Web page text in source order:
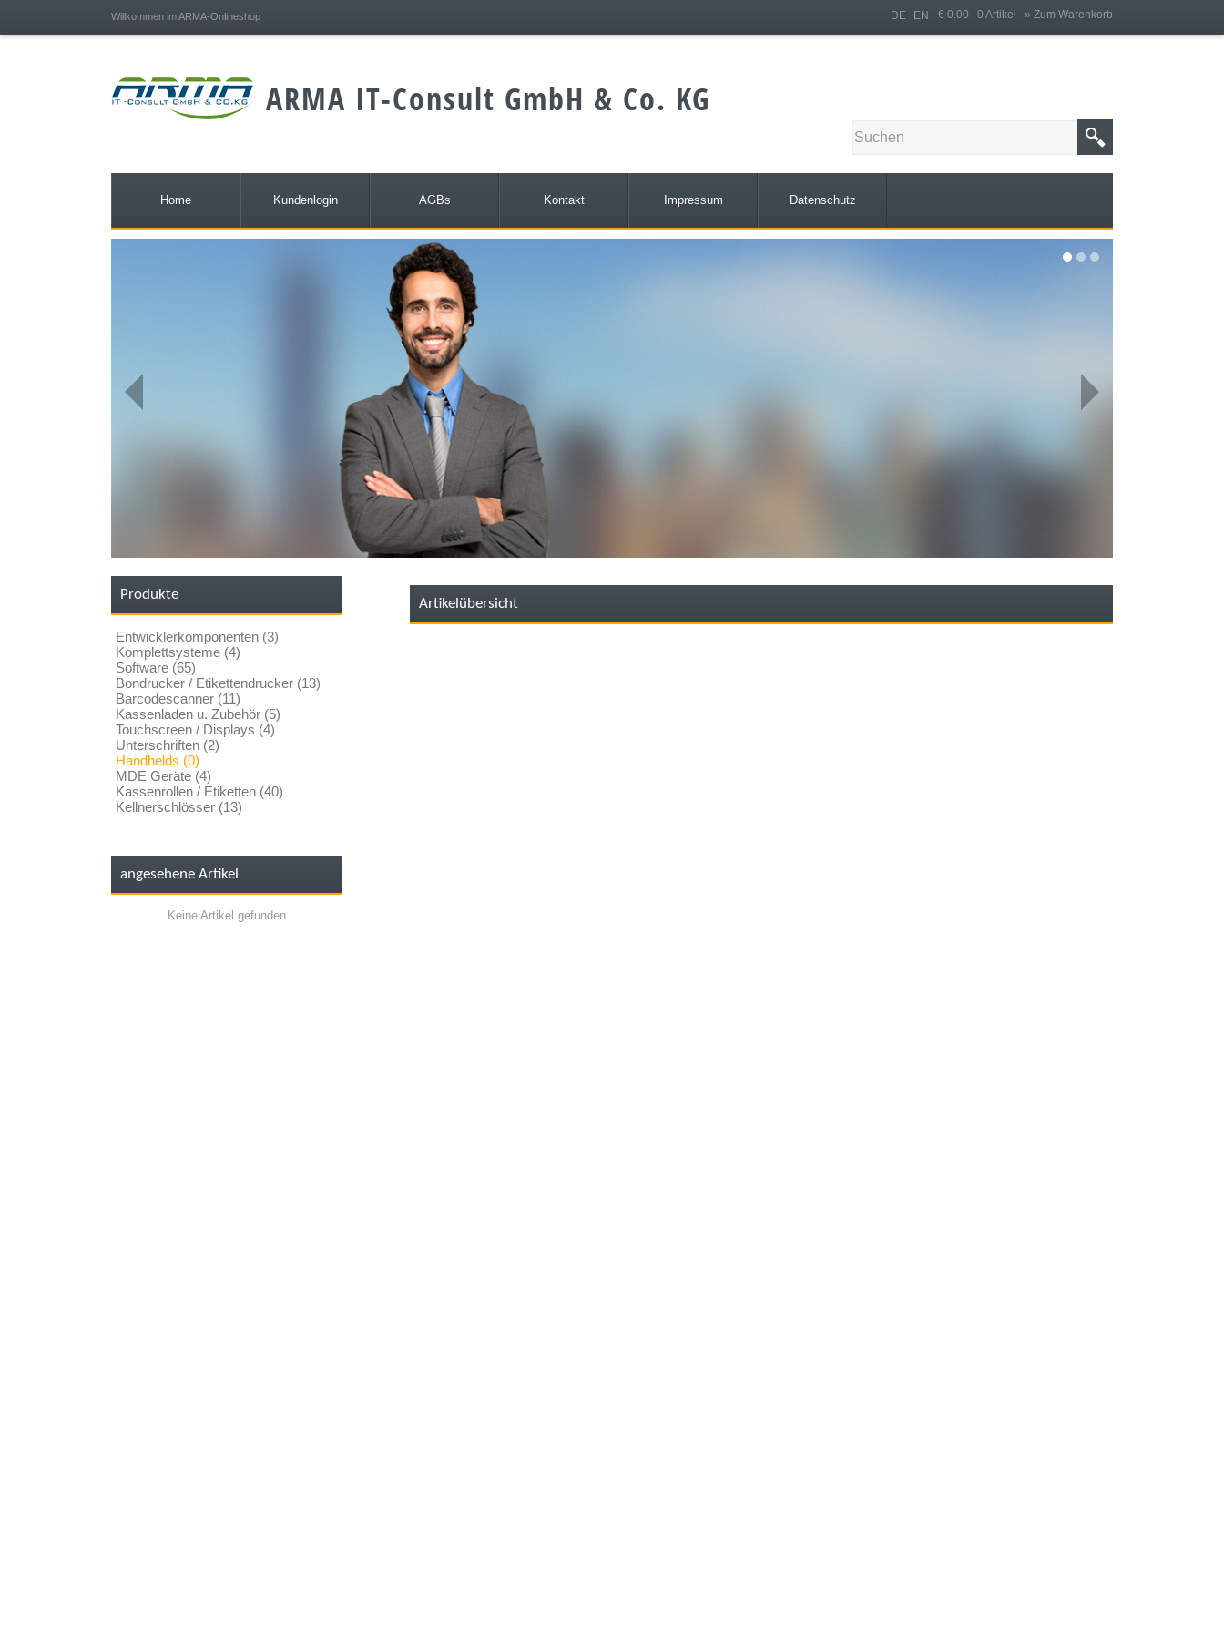
Willkommen im ARMA-Onlineshop € 0.00 0 Artikel » Zum Warenkorb
DE EN
ARMA IT-Consult GmbH & Co. KG
Home Kundenlogin AGBs Kontakt Impressum Datenschutz
Produkte
Entwicklerkomponenten (3)
Komplettsysteme (4)
Software (65)
Bondrucker / Etikettendrucker (13)
Barcodescanner (11)
Kassenladen u. Zubehör (5)
Touchscreen / Displays (4)
Unterschriften (2)
Handhelds (0)
MDE Geräte (4)
Kassenrollen / Etiketten (40)
Kellnerschlösser (13)
angesehene Artikel
Keine Artikel gefunden
Artikelübersicht